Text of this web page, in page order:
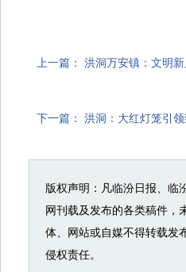
上一篇： 洪洞万安镇：文明
下一篇： 洪洞：大红灯笼引
版权声明：凡临汾日报、临
网刊载及发布的各类稿件，
体、网站或自媒不得转载发
侵权责任。